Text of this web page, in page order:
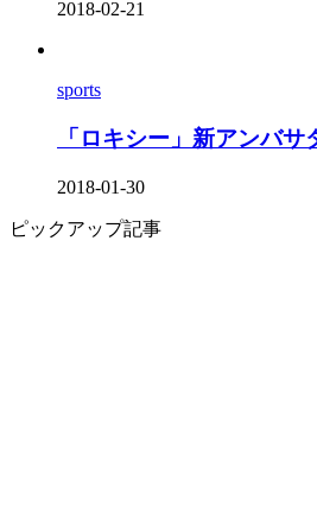
2018-02-21
sports
「ロキシー」新アンバ
2018-01-30
ピックアップ記事